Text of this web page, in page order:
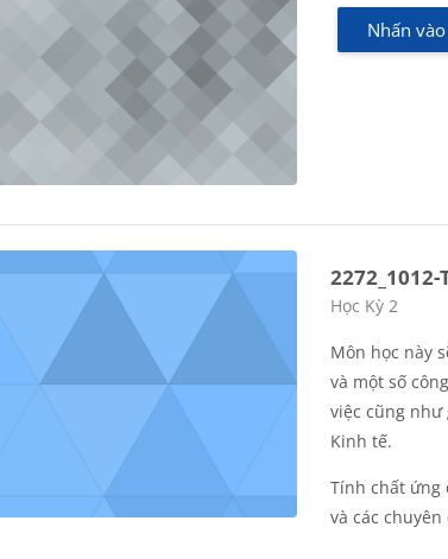
Nhấn
Các loại khóa
Học Kỳ 2
Môn học này
và một số
việc cũng
Kinh tế.
Tính chất ứng
và các